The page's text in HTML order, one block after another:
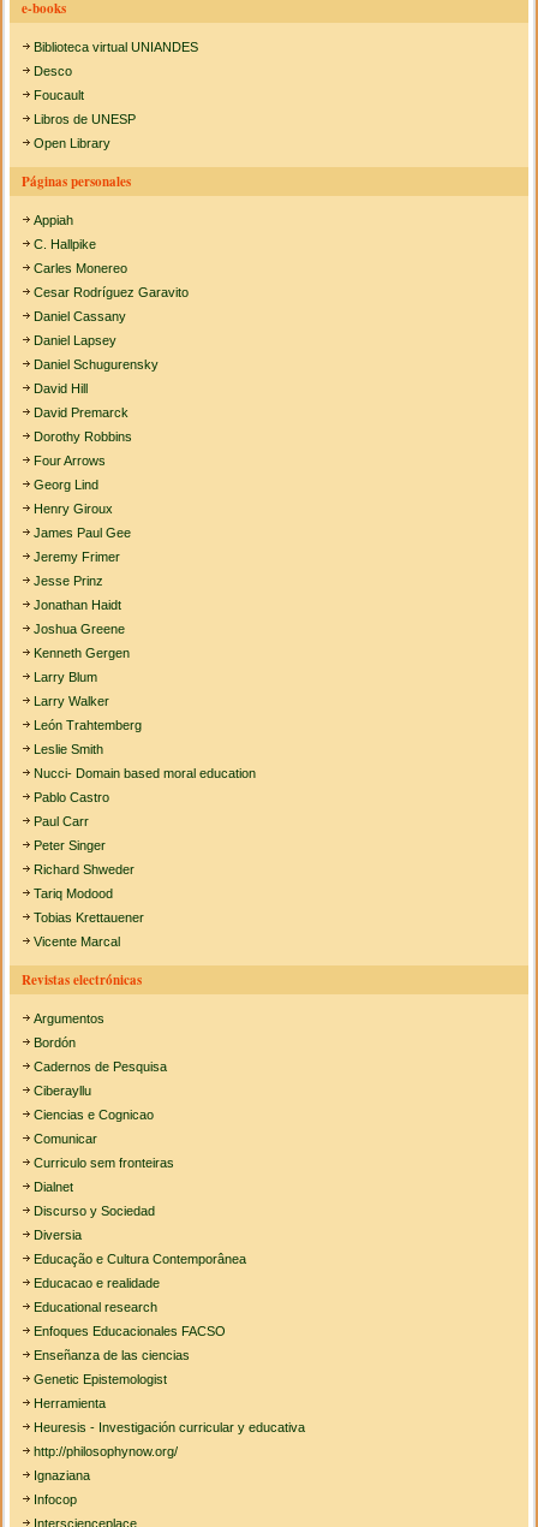
e-books
Biblioteca virtual UNIANDES
Desco
Foucault
Libros de UNESP
Open Library
Páginas personales
Appiah
C. Hallpike
Carles Monereo
Cesar Rodríguez Garavito
Daniel Cassany
Daniel Lapsey
Daniel Schugurensky
David Hill
David Premarck
Dorothy Robbins
Four Arrows
Georg Lind
Henry Giroux
James Paul Gee
Jeremy Frimer
Jesse Prinz
Jonathan Haidt
Joshua Greene
Kenneth Gergen
Larry Blum
Larry Walker
León Trahtemberg
Leslie Smith
Nucci- Domain based moral education
Pablo Castro
Paul Carr
Peter Singer
Richard Shweder
Tariq Modood
Tobias Krettauener
Vicente Marcal
Revistas electrónicas
Argumentos
Bordón
Cadernos de Pesquisa
Ciberayllu
Ciencias e Cognicao
Comunicar
Curriculo sem fronteiras
Dialnet
Discurso y Sociedad
Diversia
Educação e Cultura Contemporânea
Educacao e realidade
Educational research
Enfoques Educacionales FACSO
Enseñanza de las ciencias
Genetic Epistemologist
Herramienta
Heuresis - Investigación curricular y educativa
http://philosophynow.org/
Ignaziana
Infocop
Interscienceplace